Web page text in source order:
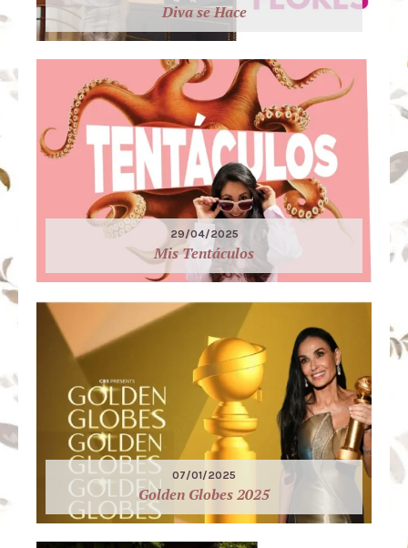
Diva se Hace
29/04/2025
Mis Tentáculos
07/01/2025
Golden Globes 2025